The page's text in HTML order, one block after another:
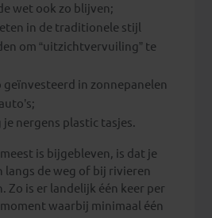
wet ook zo blijven;
in de traditionele stijl
om “uitzichtvervuiling” te
in zonnepanelen
nergens plastic tasjes.
is bijgebleven, is dat je
langs de weg of bij rivieren
Zo is er landelijk één keer per
waarbij minimaal één